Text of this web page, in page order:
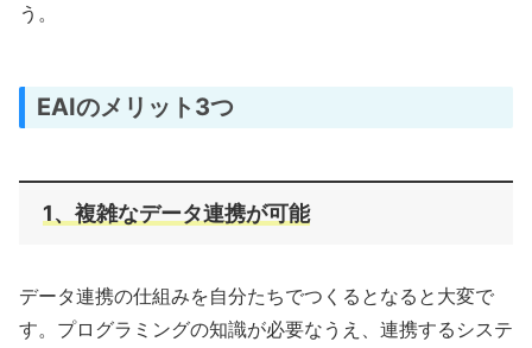
う。
EAIのメリット3つ
1、複雑なデータ連携が可能
データ連携の仕組みを自分たちでつくるとなると大変で
す。プログラミングの知識が必要なうえ、連携するシステ